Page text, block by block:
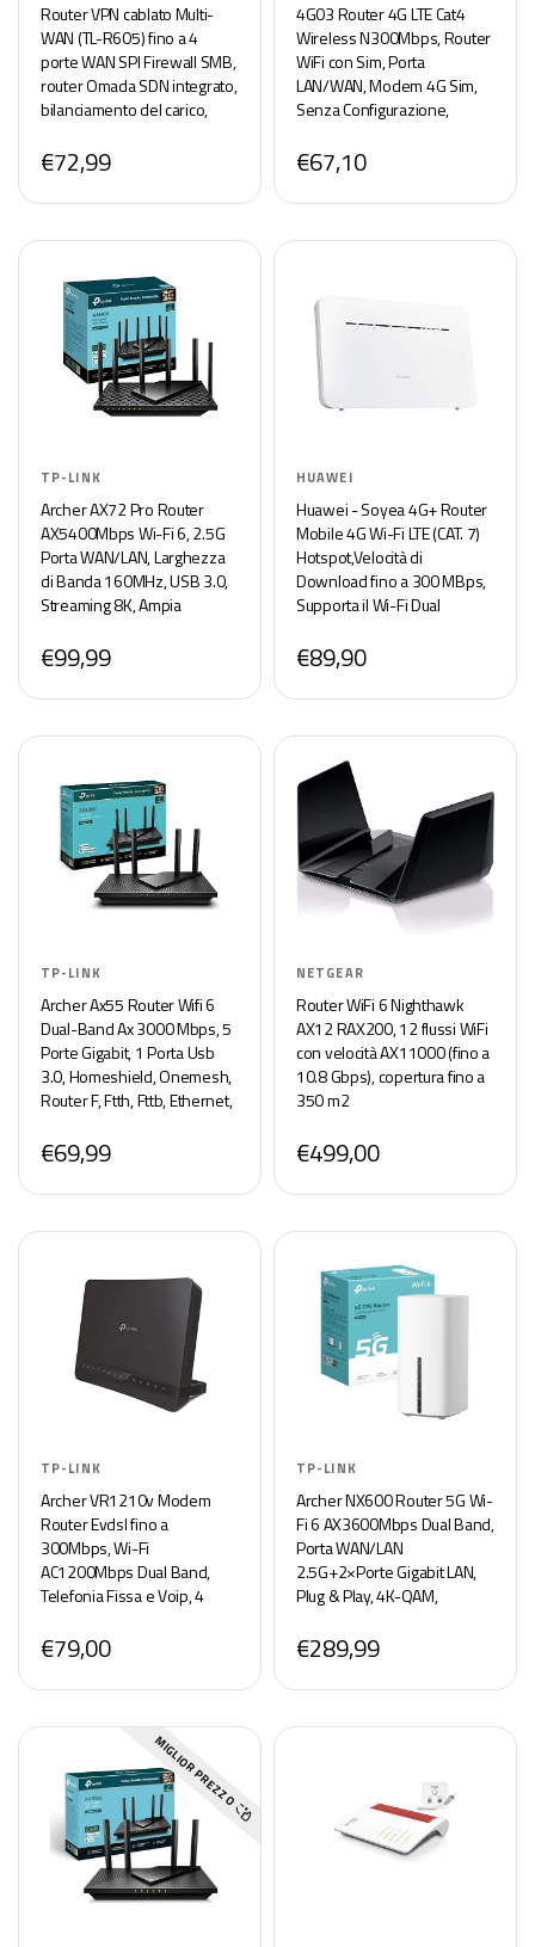
Router VPN cablato Multi-
WAN (TL-R605) fino a 4
porte WAN SPI Firewall SMB,
router Omada SDN integrato,
bilanciamento del carico,
€72,99
4G03 Router 4G LTE Cat4
Wireless N300Mbps, Router
WiFi con Sim, Porta
LAN/WAN, Modem 4G Sim,
Senza Configurazione,
Collega fino a 32 Dispositivi
Contemporaneamente
€67,10
TP-LINK
Archer AX72 Pro Router
AX5400Mbps Wi-Fi 6, 2.5G
Porta WAN/LAN, Larghezza
di Banda 160MHz, USB 3.0,
Streaming 8K, Ampia
VPN, HomeShield, MU-
MIMO, OFDMA
€99,99
HUAWEI
Huawei - Soyea 4G+ Router
Mobile 4G Wi-Fi LTE (CAT. 7)
Hotspot,Velocità di
Download fino a 300 MBps,
Supporta il Wi-Fi Dual
e il Beamforming,4 Porte
Ethernet Gigabit
€89,90
TP-LINK
Archer Ax55 Router Wifi 6
Dual-Band Ax 3000 Mbps, 5
Porte Gigabit, 1 Porta Usb
3.0, Homeshield, Onemesh,
Router F, Ftth, Fttb, Ethernet,
Alexa, Nero
€69,99
NETGEAR
Router WiFi 6 Nighthawk
AX12 RAX200, 12 flussi WiFi
con velocità AX11000 (fino a
10.8 Gbps), copertura fino a
350 m2
€499,00
TP-LINK
Archer VR1210v Modem
Router Evdsl fino a
300Mbps, Wi-Fi
AC1200Mbps Dual Band,
Telefonia Fissa e Voip, 4
MU-MIMO
€79,00
TP-LINK
Archer NX600 Router 5G Wi-
Fi 6 AX3600Mbps Dual Band,
Porta WAN/LAN
2.5G+2×Porte Gigabit LAN,
Plug & Play, 4K-QAM,
Interne, EasyMesh,
HomeShield
€289,99
MIGLIOR PREZZO